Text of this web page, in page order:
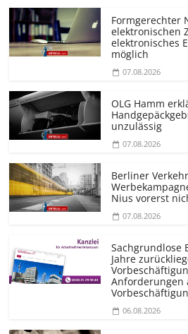
Formgerechter
elektronischen
elektronisches
möglich
07.08.2026
OLG Hamm
unzulässig
07.08.2026
Berliner
Nius vorerst
07.08.2026
Sachgrundlose
Jahre
Anforderungen
06.08.2026